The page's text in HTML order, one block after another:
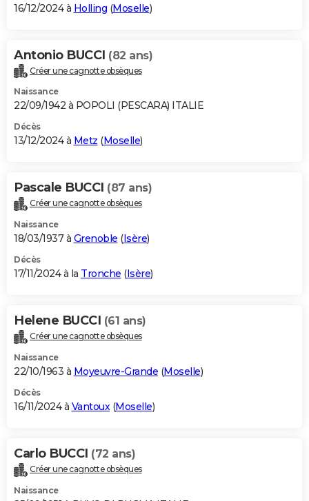
16/12/2024 à Holling (Moselle)
Antonio BUCCI (82 ans)
Créer une cagnotte obsèques
Naissance
22/09/1942 à POPOLI (PESCARA) ITALIE
Décès
13/12/2024 à Metz (Moselle)
Pascale BUCCI (87 ans)
Créer une cagnotte obsèques
Naissance
18/03/1937 à Grenoble (Isère)
Décès
17/11/2024 à la Tronche (Isère)
Helene BUCCI (61 ans)
Créer une cagnotte obsèques
Naissance
22/10/1963 à Moyeuvre-Grande (Moselle)
Décès
16/11/2024 à Vantoux(Moselle)
Carlo BUCCI (72 ans)
Créer une cagnotte obsèques
Naissance